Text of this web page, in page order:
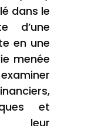
dans le
d’une
en une
menée
et
leur